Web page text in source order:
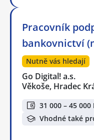
Pracovník
bankovnictví
Nutně vás hledají
Go Digital! a.s.
Věkoše, Hradec
31 000 – 45 000
Vhodné také